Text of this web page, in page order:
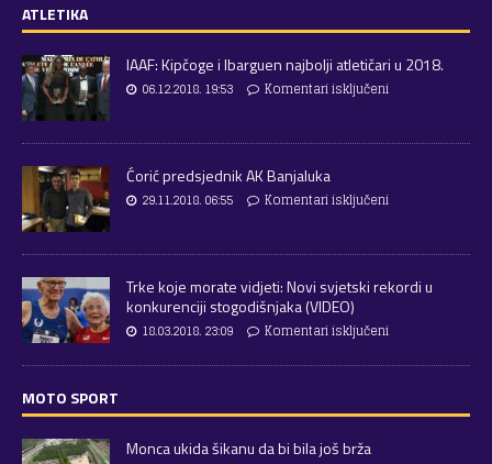
ATLETIKA
IAAF: Kipčoge i Ibarguen najbolji atletičari u 2018.
06.12.2018. 19:53 Komentari isključeni
Ćorić predsjednik AK Banjaluka
29.11.2018. 06:55 Komentari isključeni
Trke koje morate vidjeti: Novi svjetski rekordi u
konkurenciji stogodišnjaka (VIDEO)
18.03.2018. 23:09 Komentari isključeni
MOTO SPORT
Monca ukida šikanu da bi bila još brža